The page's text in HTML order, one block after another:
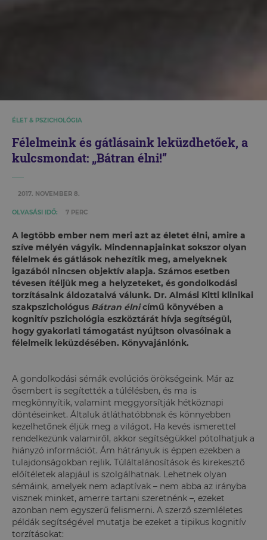
ÉLET & PSZICHOLÓGIA
Félelmeink és gátlásaink leküzdhetőek, a
kulcsmondat: „Bátran élni!”
2017. NOVEMBER 8.
OLVASÁSI IDŐ: 7 PERC
A legtöbb ember nem meri azt az életet élni, amire a
szíve mélyén vágyik. Mindennapjainkat sokszor olyan
félelmek és gátlások nehezítik meg, amelyeknek
igazából nincsen objektív alapja. Számos esetben
tévesen ítéljük meg a helyzeteket, és gondolkodási
torzításaink áldozataivá válunk. Dr. Almási Kitti klinikai
szakpszichológus Bátran élnicímű könyvében a
kognitív pszichológia eszköztárát hívja segítségül,
hogy gyakorlati támogatást nyújtson olvasóinak a
félelmeik leküzdésében. Könyvajánlónk.
A gondolkodási sémák evolúciós örökségeink. Már az
ősembert is segítették a túlélésben, és ma is
megkönnyítik, valamint meggyorsítják hétköznapi
döntéseinket. Általuk átláthatóbbnak és könnyebben
kezelhetőnek éljük meg a világot. Ha kevés ismerettel
rendelkezünk valamiről, akkor segítségükkel pótolhatjuk a
hiányzó információt. Ám hátrányuk is éppen ezekben a
tulajdonságokban rejlik. Túláltalánosítások és kirekesztő
előítéletek alapjául is szolgálhatnak. Lehetnek olyan
sémáink, amelyek nem adaptívak – nem abba az irányba
visznek minket, amerre tartani szeretnénk –, ezeket
azonban nem egyszerű felismerni. A szerző szemléletes
példák segítségével mutatja be ezeket a tipikus kognitív
torzításokat: